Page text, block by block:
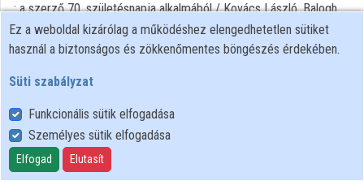
: a szerző 70. születésnapja alkalmából / Kovács László, Balogh
László, Gadányi Károly. - Szombathely : NymE SEK Könyvtára,
2012
Felhasználói szabályzat
Adatkezelési tájékoztató
Süti szabályzat
Ez a weboldal kizárólag a működéshez elengedhetetlen sütiket
használ a biztonságos és zökkenőmentes böngészés érdekében.
Süti szabályzat
Funkcionális sütik elfogadása
Személyes sütik elfogadása
Elfogad Elutasít